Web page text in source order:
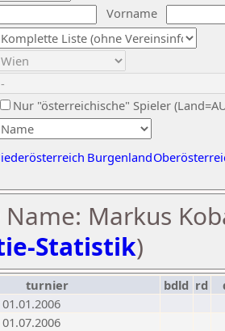
Vorname
Nur "österreichische" Spieler
Burgenland
Name: Markus
Statistik)
turnier bdld rd